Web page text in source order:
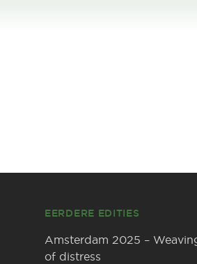
EERDERE EDITIES
Amsterdam 2025 –
of distress